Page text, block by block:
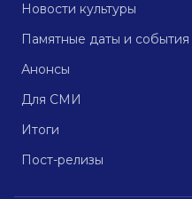
Новости культуры
Памятные даты и события
Анонсы
Для СМИ
Итоги
Пост-релизы